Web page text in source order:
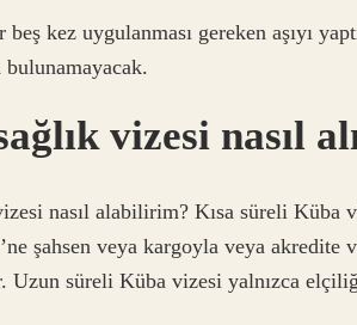
kez uygulanması gereken aşıyı
bulunamayacak.
vizesi nasıl
nasıl alabilirim? Kısa süreli
şahsen veya kargoyla veya akredite
Uzun süreli Küba vizesi yalnızca